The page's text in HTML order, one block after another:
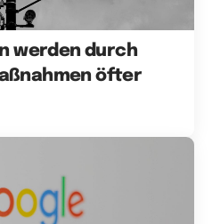
werden durch
öfter